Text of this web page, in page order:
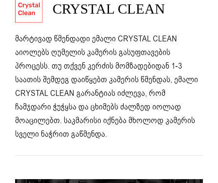
CRYSTAL CLEAN
მარტივად წმენდადი ემალი CRYSTAL CLEAN
აიოლებს ღუმელის კამერის გასუფთავების
პროცესს. თუ თქვენ კერძის მომზადებიდან 1-3
საათის შემდეგ დაიწყებთ კამერის წმენდას, ემალი
CRYSTAL CLEAN გარანტიას იძლევა, რომ
ჩამჯდარი ჭუჭყსა და ცხიმებს ძალზედ იოლად
მოაცილებთ. საკმარისი იქნება მხოლოდ კამერის
სველი ნაჭრით გაწმენდა.